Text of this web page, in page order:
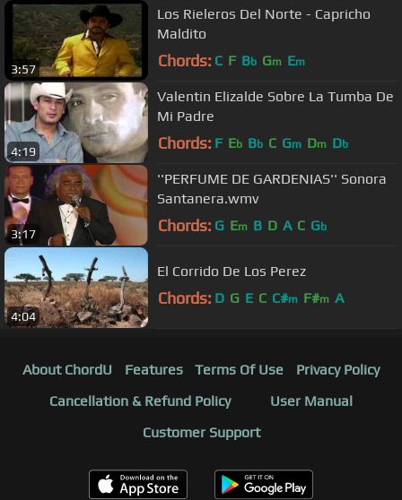
3:57
Los Rieleros Del Norte - Capricho
Maldito
Chords: C F Bb Gm Em
4:19
Valentin Elizalde Sobre La Tumba De
Mi Padre
Chords: F Eb Bb C Gm Dm Db
3:17
''PERFUME DE GARDENIAS'' Sonora
Santanera.wmv
Chords: G Em B D A C Gb
4:04
El Corrido De Los Perez
Chords: D G E C C#m F#m A
About ChordU Features Terms Of Use
Privacy Policy
Cancellation & Refund Policy
User Manual
Customer Support